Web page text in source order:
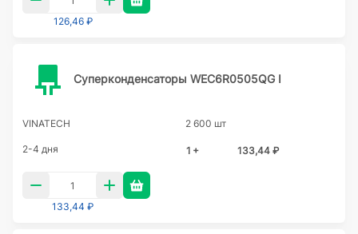
126,46 ₽
Суперконденсаторы WEC6R0505QG I
VINATECH 2 600 шт
2-4 дня 1 + 133,44 ₽
133,44 ₽